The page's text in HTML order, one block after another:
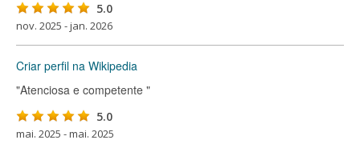
5.0
nov. 2025 - jan. 2026
Criar perfil na Wikipedia
"Atenciosa e competente "
5.0
mai. 2025 - mai. 2025